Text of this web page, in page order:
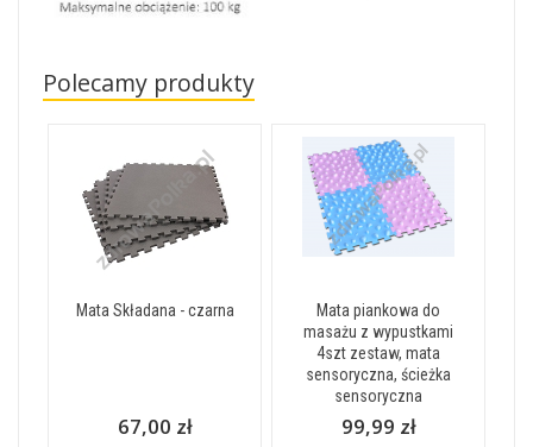
Polecamy produkty
Mata Składana - czarna
67,00 zł
Mata piankowa do
masażu z wypustkami
4szt zestaw, mata
sensoryczna, ścieżka
sensoryczna
99,99 zł